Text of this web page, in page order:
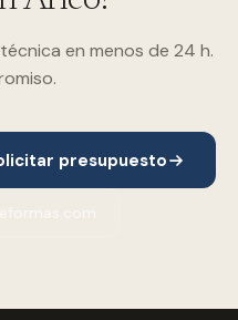
en menos de 24 h.
presupuesto